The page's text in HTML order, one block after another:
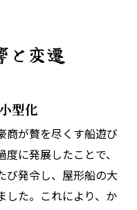
と変遷
型化
商が贅を尽くす船遊び
に発展したことで、
び発令し、屋形船の大
した。これにより、か